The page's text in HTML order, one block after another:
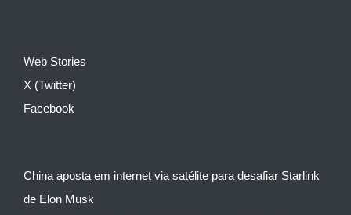
Web Stories
X (Twitter)
Facebook
China aposta em internet via satélite para desafiar Starlink
de Elon Musk